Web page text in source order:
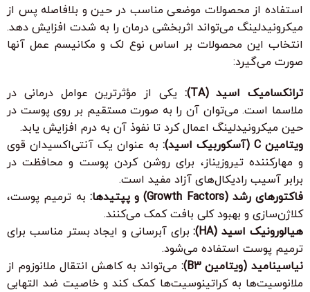
استفاده از محصولات موضعی مناسب در حین و بلافاصله پس از
میکرونیدلینگ می‌تواند اثربخشی درمان را به شدت افزایش دهد.
انتخاب این محصولات بر اساس نوع لک و مکانیسم عمل آنها
صورت می‌گیرد:
ترانکسامیک اسید (TA):
یکی از مؤثرترین عوامل درمانی در
ملاسما است. می‌توان آن را به صورت مستقیم بر روی پوست در
حین میکرونیدلینگ اعمال کرد تا نفوذ آن به درم افزایش یابد.
ویتامین C (آسکوربیک اسید):
به عنوان یک آنتی‌اکسیدان قوی
و مهارکننده تیروزیناز، برای روشن کردن پوست و محافظت در
برابر آسیب رادیکال‌های آزاد مفید است.
فاکتورهای رشد (Growth Factors) و پپتیدها:
به ترمیم پوست،
کلاژن‌سازی و بهبود کلی بافت کمک می‌کنند.
هیالورونیک اسید (HA):
برای آبرسانی و ایجاد بستر مناسب برای
ترمیم پوست استفاده می‌شود.
نیاسینامید (ویتامین B3):
می‌تواند به کاهش انتقال ملانوزوم از
ملانوسیت‌ها به کراتینوسیت‌ها کمک کند و خاصیت ضد التهابی